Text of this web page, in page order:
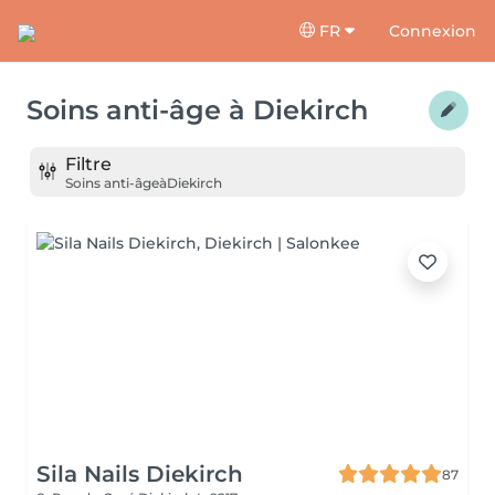
FR Connexion
Soins anti-âge à Diekirch
Filtre
Soins anti-âgeàDiekirch
Sila Nails Diekirch
87